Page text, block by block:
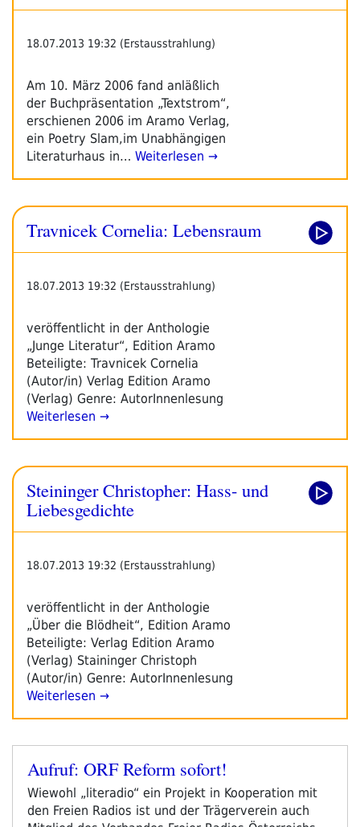
18.07.2013 19:32 (Erstausstrahlung)
Am 10. März 2006 fand anläßlich
der Buchpräsentation „Textstrom“,
erschienen 2006 im Aramo Verlag,
ein Poetry Slam,im Unabhängigen
Literaturhaus in… Weiterlesen →
Travnicek Cornelia: Lebensraum
18.07.2013 19:32 (Erstausstrahlung)
veröffentlicht in der Anthologie
„Junge Literatur“, Edition Aramo
Beteiligte: Travnicek Cornelia
(Autor/in) Verlag Edition Aramo
(Verlag) Genre: AutorInnenlesung
Weiterlesen →
Steininger Christopher: Hass- und
Liebesgedichte
18.07.2013 19:32 (Erstausstrahlung)
veröffentlicht in der Anthologie
„Über die Blödheit“, Edition Aramo
Beteiligte: Verlag Edition Aramo
(Verlag) Staininger Christoph
(Autor/in) Genre: AutorInnenlesung
Weiterlesen →
Veröffentlicht
Aufruf: ORF Reform sofort!
Wiewohl „literadio“ ein Projekt in Kooperation mit
den Freien Radios ist und der Trägerverein auch